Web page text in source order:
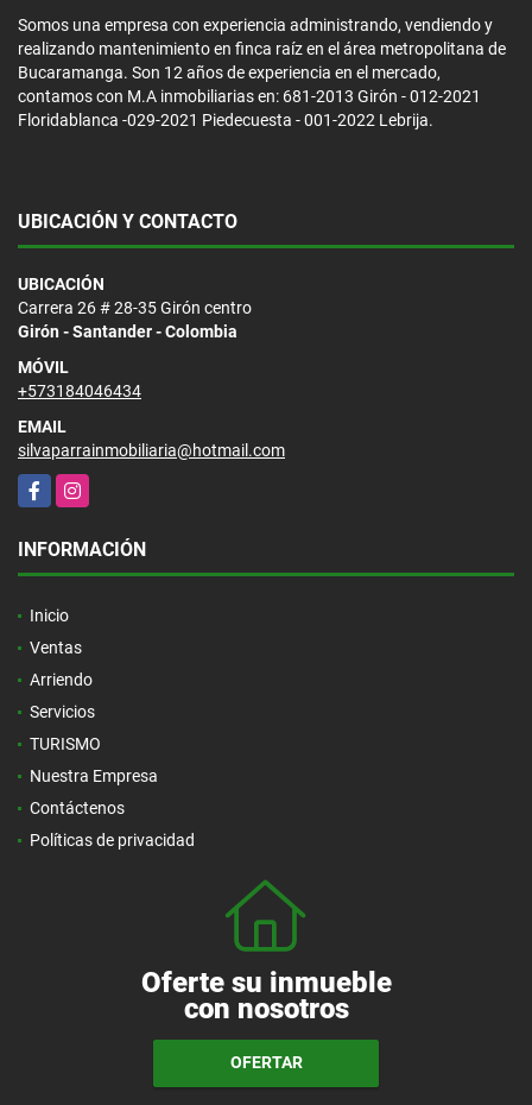
Somos una empresa con experiencia administrando, vendiendo y
realizando mantenimiento en finca raíz en el área metropolitana de
Bucaramanga. Son 12 años de experiencia en el mercado,
contamos con M.A inmobiliarias en: 681-2013 Girón - 012-2021
Floridablanca -029-2021 Piedecuesta - 001-2022 Lebrija.
UBICACIÓN Y CONTACTO
UBICACIÓN
Carrera 26 # 28-35 Girón centro
Girón - Santander - Colombia
MÓVIL
+573184046434
EMAIL
silvaparrainmobiliaria@hotmail.com
FacebookInstagram
INFORMACIÓN
Inicio
Ventas
Arriendo
Servicios
TURISMO
Nuestra Empresa
Contáctenos
Políticas de privacidad
Oferte su inmueble
con nosotros
OFERTAR